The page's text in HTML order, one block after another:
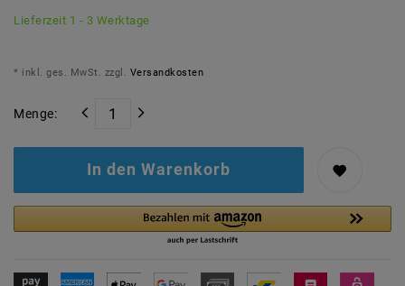
Lieferzeit 1 - 3 Werktage
* inkl. ges. MwSt. zzgl. Versandkosten
Menge:
In den Warenkorb